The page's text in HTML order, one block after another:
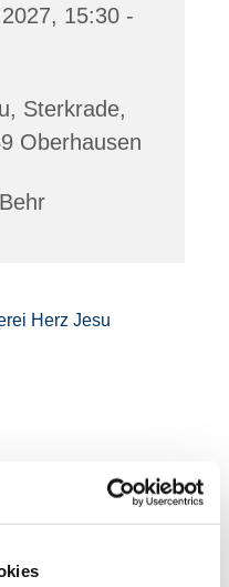
15:30 -
Sterkrade,
Oberhausen
Herz Jesu